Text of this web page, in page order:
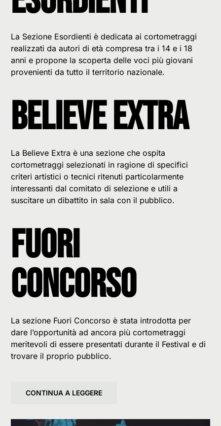
La Sezione Esordienti è dedicata ai cortometraggi
realizzati da autori di età compresa tra i 14 e i 18
anni e propone la scoperta delle voci più giovani
provenienti da tutto il territorio nazionale.
Believe Extra
La Believe Extra è una sezione che ospita
cortometraggi selezionati in ragione di specifici
criteri artistici o tecnici ritenuti particolarmente
interessanti dal comitato di selezione e utili a
suscitare un dibattito in sala con il pubblico.
Fuori
Concorso
La sezione Fuori Concorso è stata introdotta per
dare l’opportunità ad ancora più cortometraggi
meritevoli di essere presentati durante il Festival e di
trovare il proprio pubblico.
CONTINUA A LEGGERE